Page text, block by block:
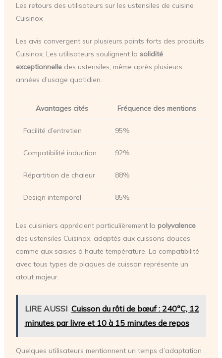
Les retours des utilisateurs sur les ustensiles de cuisine
Cuisinox
Les avis convergent sur plusieurs points forts des produits
Cuisinox. Les utilisateurs soulignent la solidité
exceptionnelledes ustensiles, même après plusieurs
années d’usage quotidien.
Avantages cités Fréquence des mentions
Facilité d’entretien 95%
Compatibilité induction 92%
Répartition de chaleur 88%
Design intemporel 85%
Les cuisiniers apprécient particulièrement la polyvalence
des ustensiles Cuisinox, adaptés aux cuissons douces
comme aux saisies à haute température. La compatibilité
avec tous types de plaques de cuisson représente un
atout majeur.
LIRE AUSSI Cuisson du rôti de bœuf : 240°C, 12
minutes par livre et 10 à 15 minutes de repos
Quelques utilisateurs mentionnent un temps d’adaptation